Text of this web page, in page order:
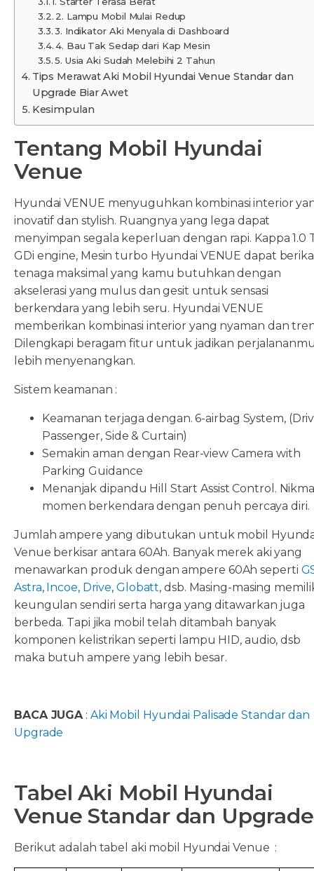
2. Lampu Mobil Mulai Redup
3. Indikator Aki Menyala di Dashboard
4. Bau Tak Sedap dari Kap Mesin
5. Usia Aki Sudah Melebihi 2 Tahun
Tips Merawat Aki Mobil Hyundai Venue Standar dan
Upgrade Biar Awet
Kesimpulan
Tentang Mobil Hyundai
Venue
Hyundai VENUE menyuguhkan kombinasi interior
inovatif dan stylish. Ruangnya yang lega dapat
menyimpan segala keperluan dengan rapi. Kappa 1.0
GDi engine, Mesin turbo Hyundai VENUE dapat
tenaga maksimal yang kamu butuhkan dengan
akselerasi yang mulus dan gesit untuk sensasi
berkendara yang lebih seru. Hyundai VENUE
memberikan kombinasi interior yang nyaman dan
Dilengkapi beragam fitur untuk jadikan
lebih menyenangkan.
Sistem keamanan :
Keamanan terjaga dengan. 6-airbag System,
Passenger, Side & Curtain)
Semakin aman dengan Rear-view Camera with
Parking Guidance
Menanjak dipandu Hill Start Assist Control.
momen berkendara dengan penuh percaya diri.
Jumlah ampere yang dibutukan untuk mobil
Venue berkisar antara 60Ah. Banyak merek aki yang
menawarkan produk dengan ampere 60Ah seperti
Astra, Incoe, Drive, Globatt, dsb. Masing-masing
keungulan sendiri serta harga yang ditawarkan juga
berbeda. Tapi jika mobil telah ditambah banyak
komponen kelistrikan seperti lampu HID, audio, dsb
maka butuh ampere yang lebih besar.
BACA JUGA: Aki Mobil Hyundai Palisade Standar dan
Upgrade
Tabel Aki Mobil Hyundai
Venue Standar dan Upgrade
Berikut adalah tabel aki mobil Hyundai Venue :